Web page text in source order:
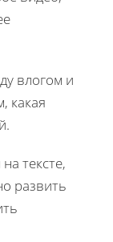
влогом и
какая
тексте,
развить